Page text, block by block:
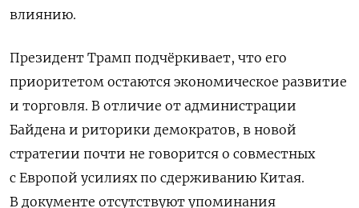
влиянию.
Президент Трамп подчёркивает, что его
приоритетом остаются экономическое развитие
и торговля. В отличие от администрации
Байдена и риторики демократов, в новой
стратегии почти не говорится о совместных
с Европой усилиях по сдерживанию Китая.
В документе отсутствуют упоминания